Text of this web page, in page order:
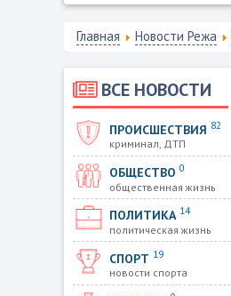
Главная Новости Режа
ВСЕ НОВОСТИ
ПРОИСШЕСТВИЯ 82
криминал, ДТП
ОБЩЕСТВО 0
общественная жизнь
ПОЛИТИКА 14
политическая жизнь
СПОРТ 19
новости спорта